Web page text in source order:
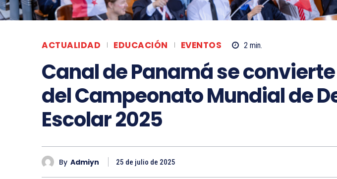
ACTUALIDAD EDUCACIÓN EVENTOS 2 min.
Canal de Panamá se
del Campeonato Mundial de
Escolar 2025
By Admiyn 25 de julio de 2025